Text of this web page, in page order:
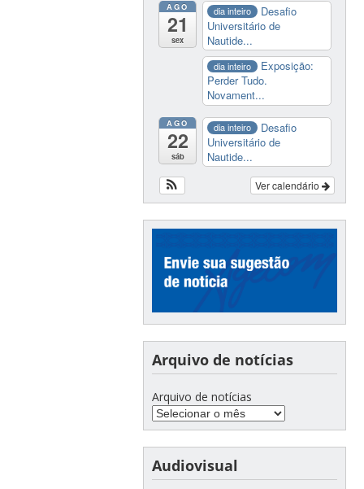
AGO
21
sex
dia inteiro
Desafio
Universitário de
Nautide...
dia inteiro
Exposição:
Perder Tudo.
Novament...
AGO
22
sáb
dia inteiro
Desafio
Universitário de
Nautide...
Ver calendário
Arquivo de notícias
Arquivo de notícias
Audiovisual